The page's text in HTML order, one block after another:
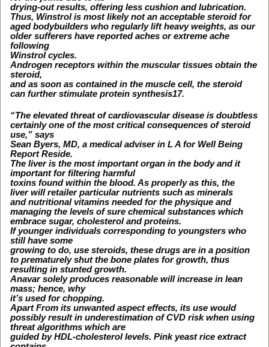
drying-out results, offering less cushion and lubrication.
Thus, Winstrol is most likely not an acceptable steroid for
aged bodybuilders who regularly lift heavy weights, as our
older sufferers have reported aches or extreme ache
following
Winstrol cycles.
Androgen receptors within the muscular tissues obtain the
steroid,
and as soon as contained in the muscle cell, the steroid
can further stimulate protein synthesis17.
“The elevated threat of cardiovascular disease is doubtless
certainly one of the most critical consequences of steroid
use,” says
Sean Byers, MD, a medical adviser in L A for Well Being
Report Reside.
The liver is the most important organ in the body and it
important for filtering harmful
toxins found within the blood. As properly as this, the
liver will retailer particular nutrients such as minerals
and nutritional vitamins needed for the physique and
managing the levels of sure chemical substances which
embrace sugar, cholesterol and proteins.
If younger individuals corresponding to youngsters who
still have some
growing to do, use steroids, these drugs are in a position
to prematurely shut the bone plates for growth, thus
resulting in stunted growth.
Anavar solely produces reasonable will increase in lean
mass; hence, why
it’s used for chopping.
Apart From its unwanted aspect effects, its use would
possibly result in underestimation of CVD risk when using
threat algorithms which are
guided by HDL-cholesterol levels. Pink yeast rice extract